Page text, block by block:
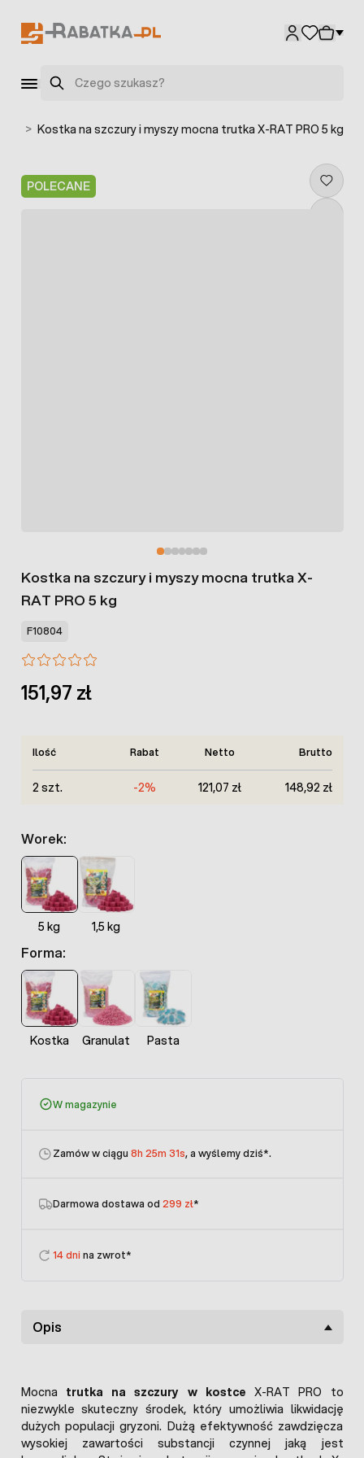
Szukaj
> Kostka na szczury i myszy mocna trutka X-RAT PRO 5 kg
POLECANE
Kostka na szczury i myszy mocna trutka X-
RAT PRO 5 kg
F10804
151,97 zł
Worek:
5 kg 1,5 kg
Forma:
Kostka Granulat Pasta
Ilość Rabat Netto Brutto
2 szt. -2% 121,07 zł 148,92 zł
W magazynie
Zamów w ciągu 8h 25m 31s, a wyślemy dziś*.
Darmowa dostawa od 299 zł*
14 dni na zwrot*
Opis
Mocna trutka na szczury w kostce X-RAT PRO to
niezwykle skuteczny środek, który umożliwia likwidację
dużych populacji gryzoni. Dużą efektywność zawdzięcza
wysokiej zawartości substancji czynnej jaką jest